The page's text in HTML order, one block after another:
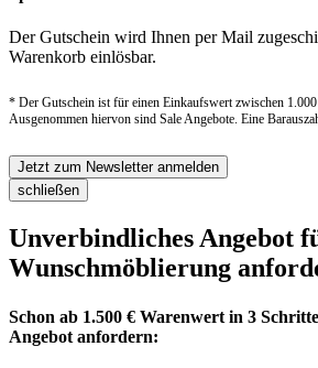
Der Gutschein wird Ihnen per Mail
Warenkorb einlösbar.
* Der Gutschein ist für einen Einkaufswert zwischen
Ausgenommen hiervon sind Sale Angebote. Eine
Jetzt zum Newsletter anmelden
schließen
Unverbindliches Angebot
Wunschmöblierung
Schon ab 1.500 € Warenwert in 3
Angebot anfordern: